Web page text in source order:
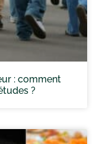
: comment
?